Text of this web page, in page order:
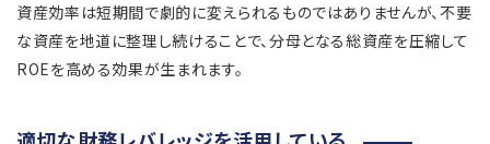
資産効率は短期間で劇的に変えられるものではありませんが、不要
な資産を地道に整理し続けることで、分母となる総資産を圧縮して
ROEを高める効果が生まれます。